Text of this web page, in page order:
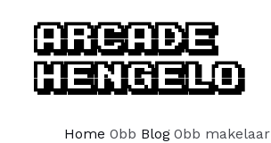
inhoud
Home Blog makelaar